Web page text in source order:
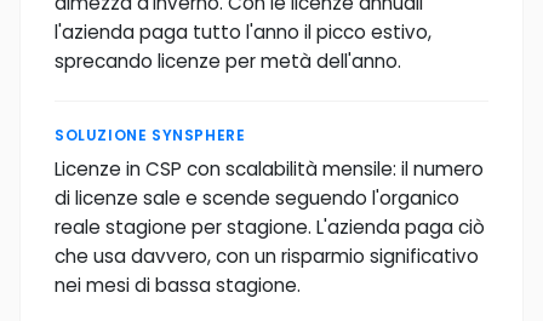
l'azienda paga tutto l'anno il picco estivo,
sprecando licenze per metà dell'anno.
SOLUZIONE SYNSPHERE
Licenze in CSP con scalabilità mensile: il numero
di licenze sale e scende seguendo l'organico
reale stagione per stagione. L'azienda paga ciò
che usa davvero, con un risparmio significativo
nei mesi di bassa stagione.